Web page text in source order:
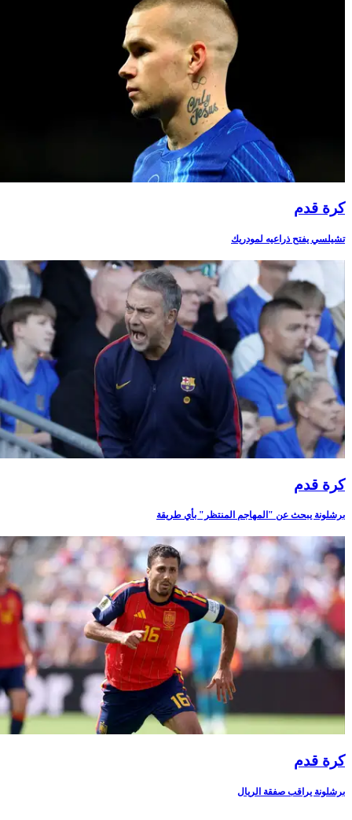
كرة قدم
تشيلسي يفتح ذراعيه لمودريك
كرة قدم
برشلونة يبحث عن "المهاجم المنتظر" بأي طريقة
كرة قدم
برشلونة يراقب صفقة الريال